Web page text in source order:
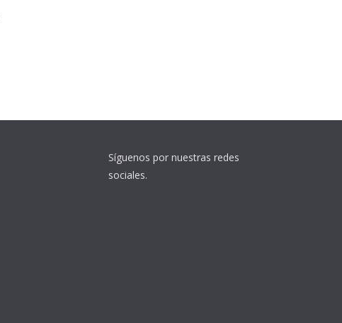
Síguenos por nuestras redes
sociales.